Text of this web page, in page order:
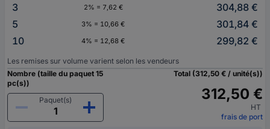
3
2% = 7,62 €
304,88 €
5
3% = 10,66 €
301,84 €
10
4% = 12,68 € 299,82 €
Les remises sur volume varient selon les vendeurs
Nombre (taille du paquet 15
pc(s))
Paquet(s)
Total (312,50 € / unité(s))
312,50 €
HT
frais de port